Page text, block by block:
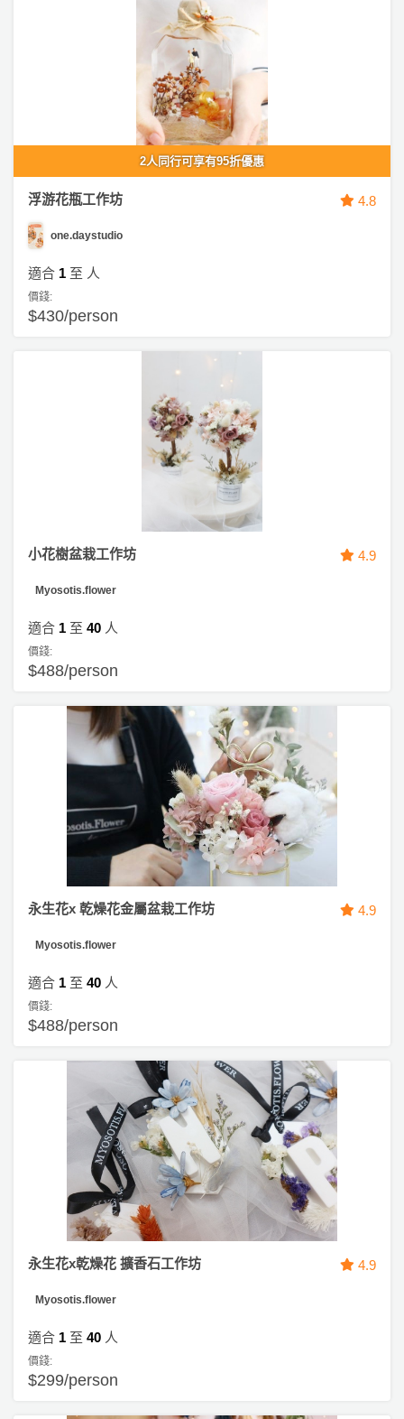
2人同行可享有95折優惠
浮游花瓶工作坊 4.8
one.daystudio
適合 1 至 人
價錢:
$430/person
小花樹盆栽工作坊 4.9
Myosotis.flower
適合 1 至 40 人
價錢:
$488/person
永生花x 乾燥花金屬盆栽工作坊 4.9
Myosotis.flower
適合 1 至 40 人
價錢:
$488/person
永生花x乾燥花 擴香石工作坊 4.9
Myosotis.flower
適合 1 至 40 人
價錢:
$299/person